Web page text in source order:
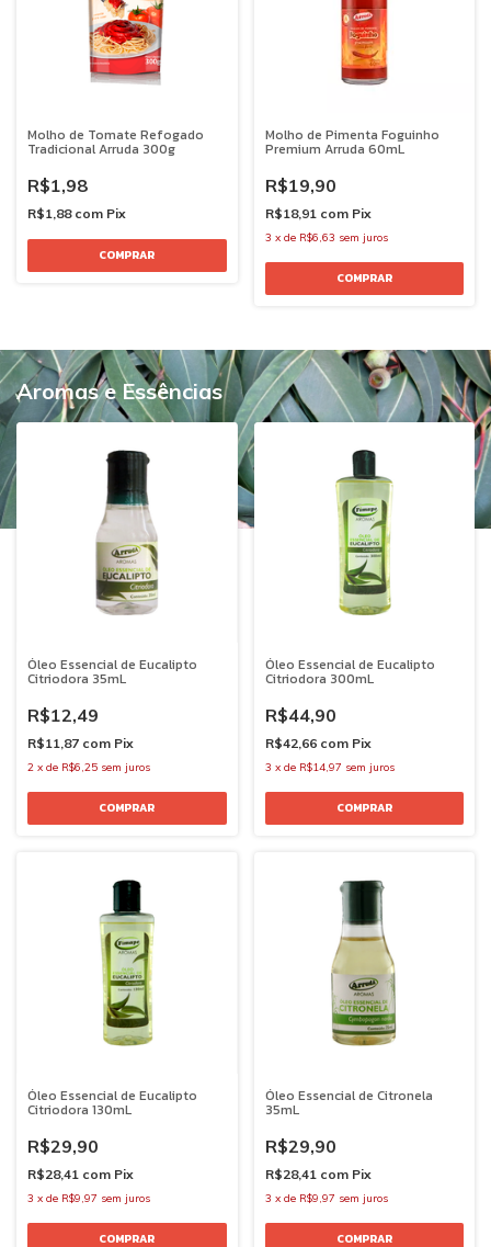
Molho de Tomate Refogado
Tradicional Arruda 300g
R$1,98
R$1,88 com Pix
Molho de Pimenta Foguinho
Premium Arruda 60mL
R$19,90
R$18,91 com Pix
3 x de R$6,63 sem juros
Aromas e Essências
Óleo Essencial de Eucalipto
Citriodora 35mL
R$12,49
R$11,87 com Pix
2 x de R$6,25 sem juros
Óleo Essencial de Eucalipto
Citriodora 300mL
R$44,90
R$42,66 com Pix
3 x de R$14,97 sem juros
Óleo Essencial de Eucalipto
Citriodora 130mL
R$29,90
R$28,41 com Pix
3 x de R$9,97 sem juros
Óleo Essencial de Citronela
35mL
R$29,90
R$28,41 com Pix
3 x de R$9,97 sem juros